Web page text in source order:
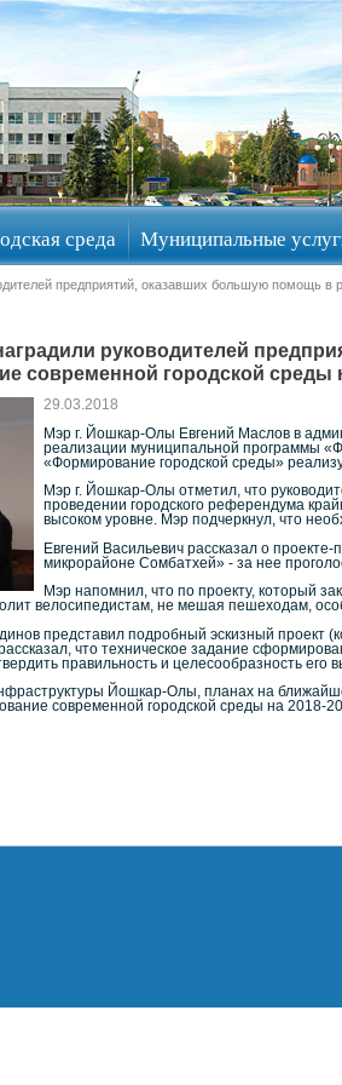
среда Муниципальные
предприятий, оказавших большую помощь
руководителей
современной городской среды
29.03.2018
Мэр г. Йошкар-Олы Евгений Маслов в
реализации муниципальной программы
«Формирование городской среды»
Мэр г. Йошкар-Олы отметил, что
проведении городского референдума
высоком уровне. Мэр подчеркнул, что
Евгений Васильевич рассказал о
микрорайоне Сомбатхей» - за нее
Мэр напомнил, что по проекту, который
велосипедистам, не мешая пешеходам,
представил подробный эскизный проект
что техническое задание
правильность и целесообразность его
Йошкар-Олы, планах на
современной городской среды на 2018-